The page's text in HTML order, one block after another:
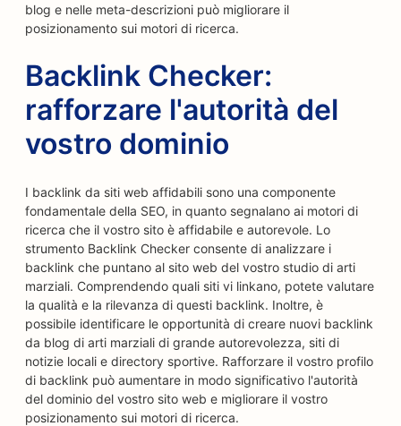
blog e nelle meta-descrizioni può migliorare il
posizionamento sui motori di ricerca.
Backlink Checker:
rafforzare l'autorità del
vostro dominio
I backlink da siti web affidabili sono una componente
fondamentale della SEO, in quanto segnalano ai motori di
ricerca che il vostro sito è affidabile e autorevole. Lo
strumento Backlink Checker consente di analizzare i
backlink che puntano al sito web del vostro studio di arti
marziali. Comprendendo quali siti vi linkano, potete valutare
la qualità e la rilevanza di questi backlink. Inoltre, è
possibile identificare le opportunità di creare nuovi backlink
da blog di arti marziali di grande autorevolezza, siti di
notizie locali e directory sportive. Rafforzare il vostro profilo
di backlink può aumentare in modo significativo l'autorità
del dominio del vostro sito web e migliorare il vostro
posizionamento sui motori di ricerca.